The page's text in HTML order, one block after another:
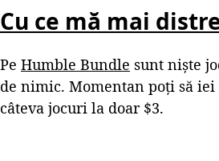
Cu ce mă mai
Pe Humble Bundle sunt niște
de nimic. Momentan poți să iei
câteva jocuri la doar $3.